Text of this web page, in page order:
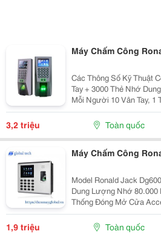
Máy Chấm Công
Các Thông Số Kỹ Thuật Cơ Bản Công
Tay + 3000 Thẻ Nhớ Dung Lượng 30.000 Lần Giao Dịch
Mỗi Người 10 Vân Tay, 1 Thẻ Nhớ, 1 Password Chế Độ
Anti Passback Có Thiết Lập Mở Cửa Nhiều Cách Cổng
Wiegand Kết Nối...
3,2 triệu Toàn quốc
Máy Chấm Công
Model Ronald Jack Dg600 Công Suất 1000 Dấu Vân Tay
Dung Lượng Nhớ 80.000 Lần Giao Dịch Tích Hợp Hệ
Thống Đóng Mở Cửa Access
Password Có Hẹn Giờ Tắt Mở Máy Có Màn Hình 2.8″ Tft
1,9 triệu Toàn quốc